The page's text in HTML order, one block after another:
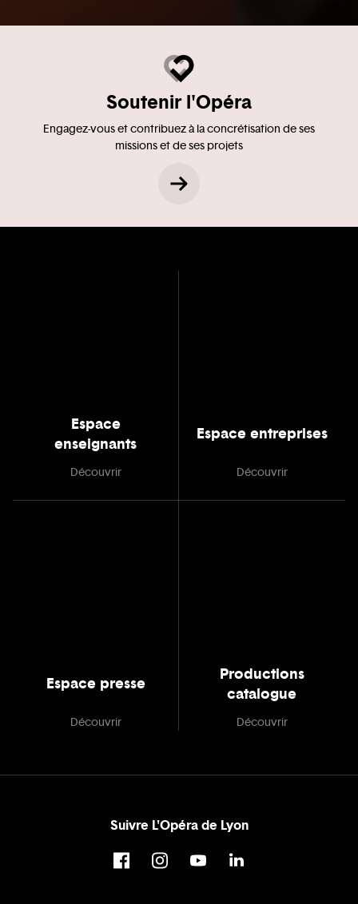
Soutenir l'Opéra
Engagez-vous et contribuez à la concrétisation de ses
missions et de ses projets
Espace
enseignants
Découvrir
Espace entreprises
Découvrir
Espace presse
Découvrir
Productions
catalogue
Découvrir
Suivre L'Opéra de Lyon